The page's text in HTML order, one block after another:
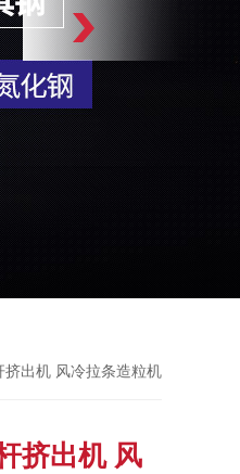
出机 风冷拉条造粒机
挤出机 风